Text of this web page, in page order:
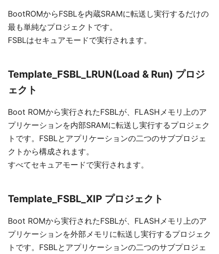
BootROMからFSBLを内蔵SRAMに転送し実行するだけの
最も単純なプロジェクトです。
FSBLはセキュアモードで実行されます。
Template_FSBL_LRUN(Load & Run) プロジ
ェクト
Boot ROMから実行されたFSBLが、FLASHメモリ上のア
プリケーションを内部SRAMに転送し実行するプロジェク
トです。FSBLとアプリケーションの二つのサブプロジェ
クトから構成されます。
すべてセキュアモードで実行されます。
Template_FSBL_XIP プロジェクト
Boot ROMから実行されたFSBLが、FLASHメモリ上のア
プリケーションを外部メモリに転送し実行するプロジェク
トです。FSBLとアプリケーションの二つのサブプロジェ